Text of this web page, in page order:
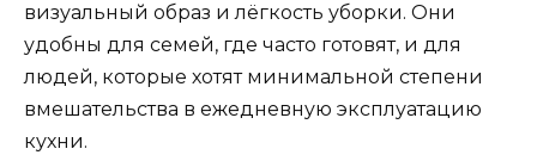
визуальный образ и лёгкость уборки. Они
удобны для семей, где часто готовят, и для
людей, которые хотят минимальной степени
вмешательства в ежедневную эксплуатацию
кухни.